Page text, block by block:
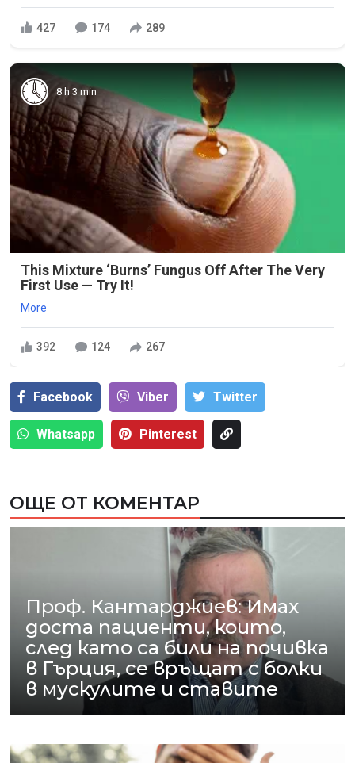
427 174 289
8 h 3 min
This Mixture ‘Burns’ Fungus Off After The Very
First Use — Try It!
More
392 124 267
Facebook Viber Тwitter
Whatsapp Pinterest
ОЩЕ ОТ КОМЕНТАР
Проф. Кантарджиев: Имах
доста пациенти, които,
след като са били на почивка
в Гърция, се връщат с болки
в мускулите и ставите